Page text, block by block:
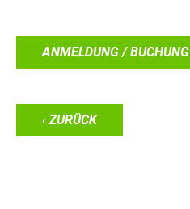
ANMELDUNG / BUCHUNG
‹ ZURÜCK